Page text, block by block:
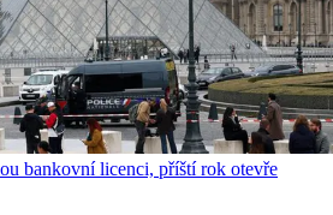
bankovní licenci, příští rok otevře